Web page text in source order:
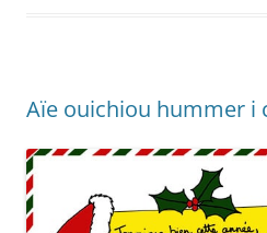
Aïe ouichiou hummer i